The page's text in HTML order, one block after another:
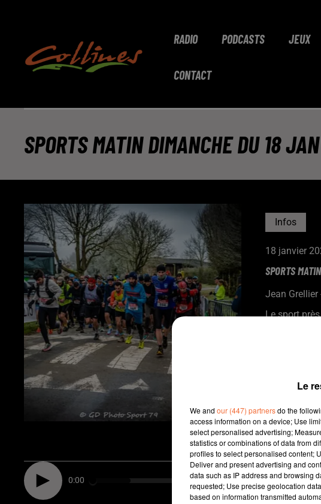
RADIO PODCASTS JEUX
CONTACT
SPORTS MATIN DIMANCHE DU 18
Infos
18 janvier
SPORTS
Jean
Le sport
Au
pied avec
0:00
Le
We and our (447) partnersdo the
access information on a device; Use
select personalised advertising;
statistics or combinations of data from
profiles to select personalised content;
Deliver and present advertising and
data such as IP address and browsing
requested; Use precise geolocation
based on information transmitted